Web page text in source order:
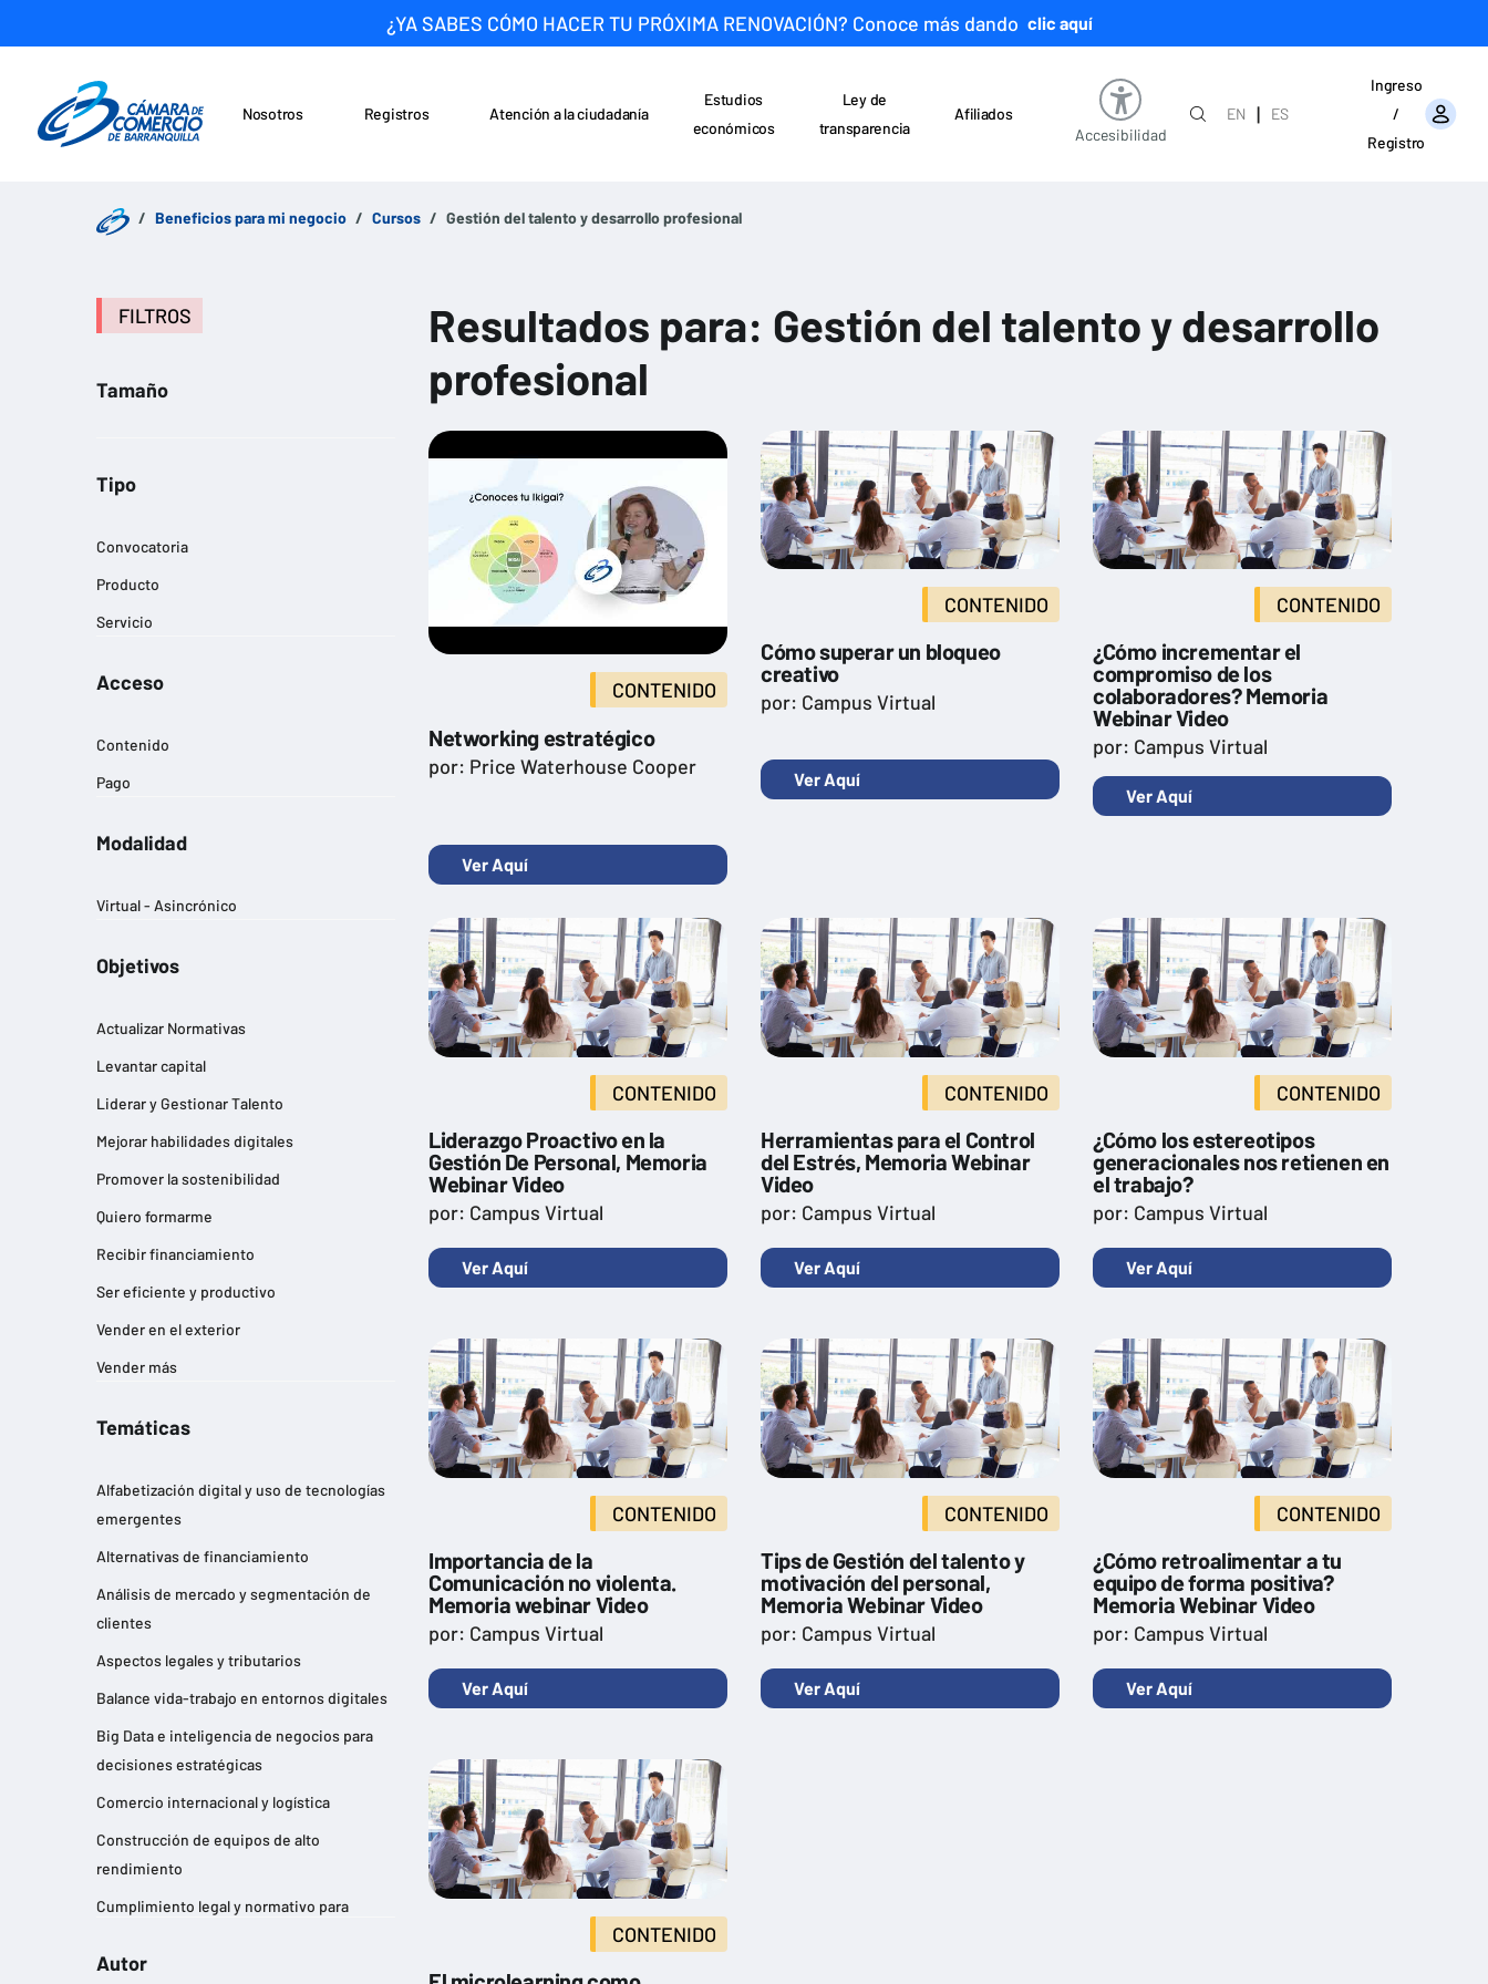
¿YA SABES CÓMO HACER TU PRÓXIMA RENOVACIÓN? Conoce más dando clic aquí
Nosotros Registros
Atención a la ciudadanía
Estudios
económicos
Ley de
transparencia
Afiliados
Accesibilidad
EN |
ES
Ingreso
/
Registro
Beneficios para mi negocio Cursos Gestión del talento y desarrollo profesional
FILTROS
Tamaño
Tipo
Convocatoria
Producto
Servicio
Acceso
Contenido
Pago
Modalidad
Virtual - Asincrónico
Objetivos
Actualizar Normativas
Levantar capital
Liderar y Gestionar Talento
Mejorar habilidades digitales
Promover la sostenibilidad
Quiero formarme
Recibir financiamiento
Ser eficiente y productivo
Vender en el exterior
Vender más
Temáticas
Alfabetización digital y uso de tecnologías
emergentes
Alternativas de financiamiento
Análisis de mercado y segmentación de
clientes
Aspectos legales y tributarios
Balance vida-trabajo en entornos digitales
Big Data e inteligencia de negocios para
decisiones estratégicas
Comercio internacional y logística
Construcción de equipos de alto
rendimiento
Cumplimiento legal y normativo para
Desarrollo de habilidades de liderazgo
Autor
Resultados para: Gestión del talento y desarrollo
profesional
CONTENIDO
Networking estratégico
por: Price Waterhouse Cooper
Ver Aquí
CONTENIDO
Cómo superar un bloqueo
creativo
por: Campus Virtual
Ver Aquí
CONTENIDO
¿Cómo incrementar el
compromiso de los
colaboradores? Memoria
Webinar Video
por: Campus Virtual
Ver Aquí
CONTENIDO
Liderazgo Proactivo en la
Gestión De Personal, Memoria
Webinar Video
por: Campus Virtual
Ver Aquí
CONTENIDO
Herramientas para el Control
del Estrés, Memoria Webinar
Video
por: Campus Virtual
Ver Aquí
CONTENIDO
¿Cómo los estereotipos
generacionales nos retienen en
el trabajo?
por: Campus Virtual
Ver Aquí
CONTENIDO
Importancia de la
Comunicación no violenta.
Memoria webinar Video
por: Campus Virtual
Ver Aquí
CONTENIDO
Tips de Gestión del talento y
motivación del personal,
Memoria Webinar Video
por: Campus Virtual
Ver Aquí
CONTENIDO
¿Cómo retroalimentar a tu
equipo de forma positiva?
Memoria Webinar Video
por: Campus Virtual
Ver Aquí
CONTENIDO